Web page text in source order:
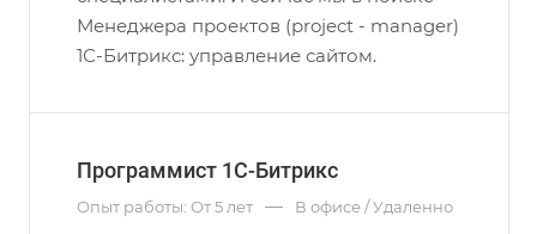
Менеджера проектов (project - manager)
1С-Битрикс: управление сайтом.
Программист 1С-Битрикс
Опыт работы: От 5 лет — В офисе / Удаленно